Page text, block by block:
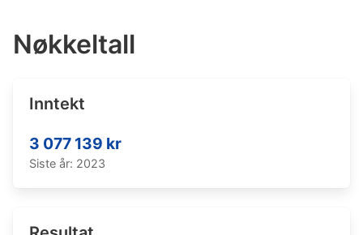
Nøkkeltall
Inntekt
3 077 139 kr
Siste år: 2023